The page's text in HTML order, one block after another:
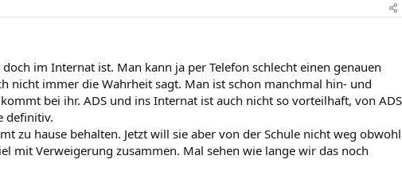
im Internat ist. Man kann ja per Telefon schlecht einen genauen
nicht immer die Wahrheit sagt. Man ist schon manchmal hin- und
bei ihr. ADS und ins Internat ist auch nicht so vorteilhaft, von ADS
definitiv.
zu hause behalten. Jetzt will sie aber von der Schule nicht weg
mit Verweigerung zusammen. Mal sehen wie lange wir das noch